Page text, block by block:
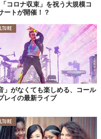
コロナ収束」を祝う大規模コ
ートが開催！？
」がなくても楽しめる、コール
レイの最新ライブ